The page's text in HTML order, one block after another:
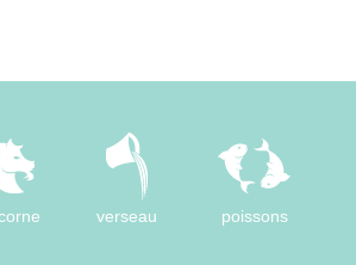
verseau poissons